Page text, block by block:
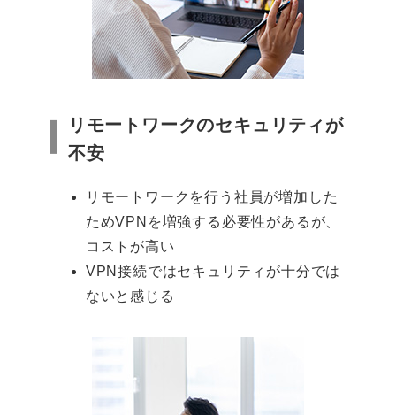
リモートワークのセキュリティが
不安
リモートワークを行う社員が増加した
ためVPNを増強する必要性があるが、
コストが高い
VPN接続ではセキュリティが十分では
ないと感じる